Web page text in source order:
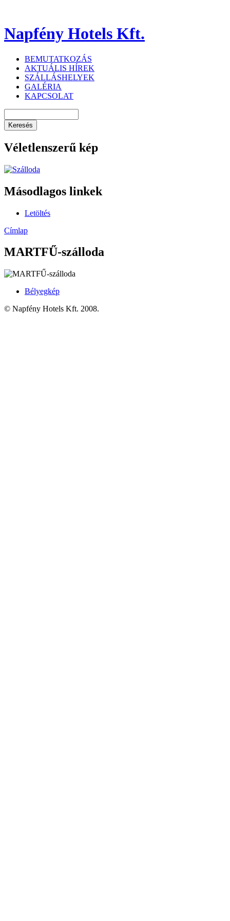
Napfény Hotels Kft.
BEMUTATKOZÁS
AKTUÁLIS HÍREK
SZÁLLÁSHELYEK
GALÉRIA
KAPCSOLAT
Véletlenszerű kép
Másodlagos linkek
Letöltés
Címlap
MARTFŰ-szálloda
Bélyegkép
© Napfény Hotels Kft. 2008.